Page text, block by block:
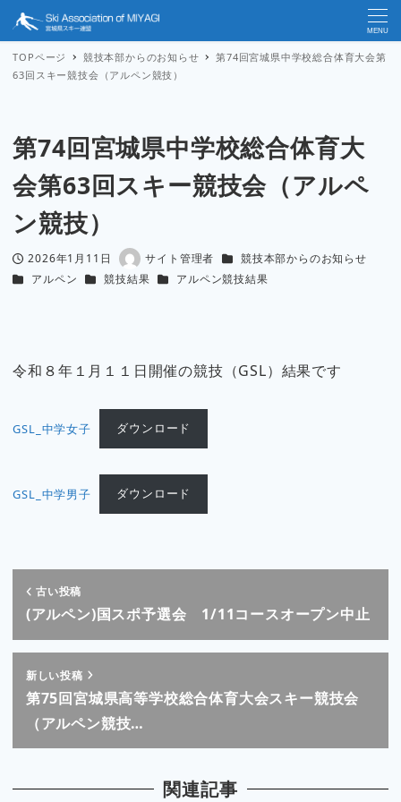
MENU
TOPページ 競技本部からのお知らせ
第74回宮城県中学校総合体育大会第
63回スキー競技会（アルペン競技）
第74回宮城県中学校総合体育大
会第63回スキー競技会（アルペ
ン競技）
投稿日
2026年1月11日
著
者
サイト管理者 カテゴリー
競技本部からのお知らせ
カテゴリー
アルペン カテゴリー
競技結果 カテゴリー
アルペン競技結果
令和８年１月１１日開催の競技（GSL）結果です
GSL_中学女子 ダウンロード
GSL_中学男子 ダウンロード
古い投稿
(アルペン)国スポ予選会 1/11コースオープン中止
新しい投稿
第75回宮城県高等学校総合体育大会スキー競技会
（アルペン競技…
関連記事